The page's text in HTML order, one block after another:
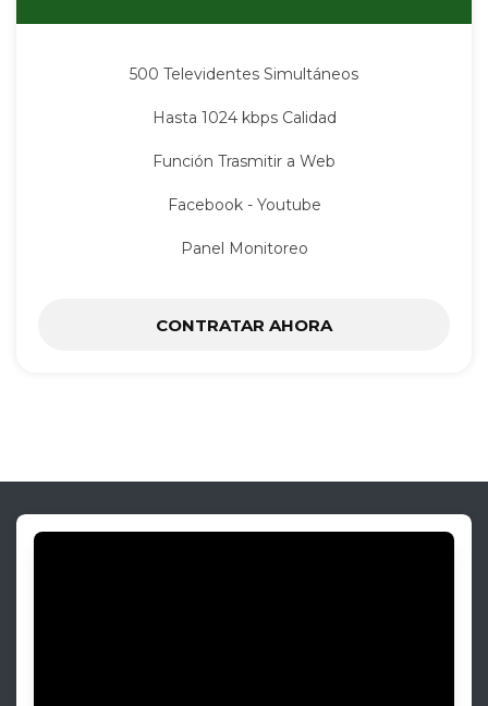
500 Televidentes Simultáneos
Hasta 1024 kbps Calidad
Función Trasmitir a Web
Facebook - Youtube
Panel Monitoreo
CONTRATAR AHORA